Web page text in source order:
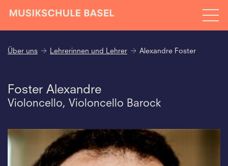
Über uns Lehrerinnen und Lehrer Alexandre Foster
Foster Alexandre
Violoncello, Violoncello Barock